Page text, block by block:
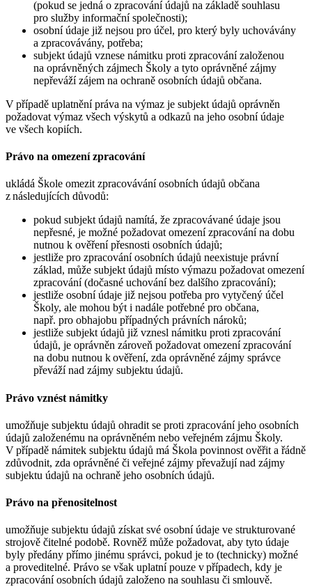
(pokud se jedná o zpracování údajů na základě souhlasu
pro služby informační společnosti);
osobní údaje již nejsou pro účel, pro který byly uchovávány
a zpracovávány, potřeba;
subjekt údajů vznese námitku proti zpracování založenou
na oprávněných zájmech Školy a tyto oprávněné zájmy
nepřeváží zájem na ochraně osobních údajů občana.
V případě uplatnění práva na výmaz je subjekt údajů oprávněn
požadovat výmaz všech výskytů a odkazů na jeho osobní údaje
ve všech kopiích.
Právo na omezení zpracování
ukládá Škole omezit zpracovávání osobních údajů občana
z následujících důvodů:
pokud subjekt údajů namítá, že zpracovávané údaje jsou
nepřesné, je možné požadovat omezení zpracování na dobu
nutnou k ověření přesnosti osobních údajů;
jestliže pro zpracování osobních údajů neexistuje právní
základ, může subjekt údajů místo výmazu požadovat omezení
zpracování (dočasné uchování bez dalšího zpracování);
jestliže osobní údaje již nejsou potřeba pro vytyčený účel
Školy, ale mohou být i nadále potřebné pro občana,
např. pro obhajobu případných právních nároků;
jestliže subjekt údajů již vznesl námitku proti zpracování
údajů, je oprávněn zároveň požadovat omezení zpracování
na dobu nutnou k ověření, zda oprávněné zájmy správce
převáží nad zájmy subjektu údajů.
Právo vznést námitky
umožňuje subjektu údajů ohradit se proti zpracování jeho osobních
údajů založenému na oprávněném nebo veřejném zájmu Školy.
V případě námitek subjektu údajů má Škola povinnost ověřit a řádně
zdůvodnit, zda oprávněné či veřejné zájmy převažují nad zájmy
subjektu údajů na ochraně jeho osobních údajů.
Právo na přenositelnost
umožňuje subjektu údajů získat své osobní údaje ve strukturované
strojově čitelné podobě. Rovněž může požadovat, aby tyto údaje
byly předány přímo jinému správci, pokud je to (technicky) možné
a proveditelné. Právo se však uplatní pouze v případech, kdy je
zpracování osobních údajů založeno na souhlasu či smlouvě.